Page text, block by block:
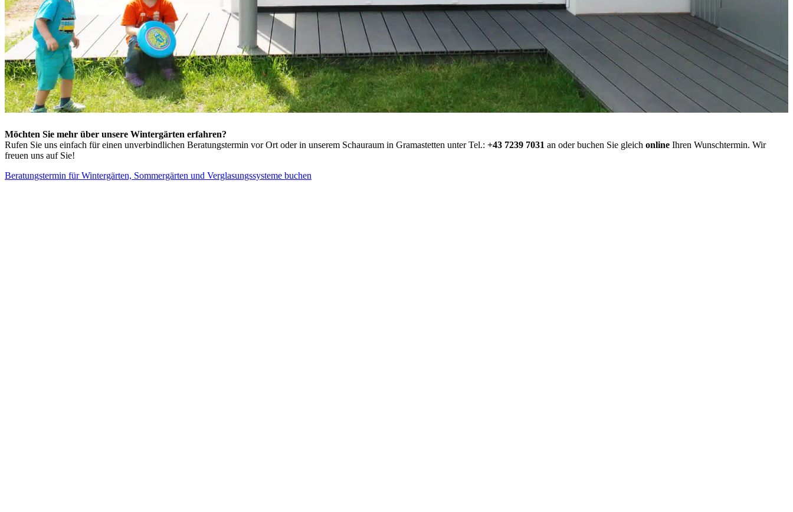
Möchten Sie mehr über unsere Wintergärten erfahren?
Rufen Sie uns einfach für einen unverbindlichen Beratungstermin vor Ort oder in unserem Schauraum in Gramastetten unter Tel.: +43 7239 7031 an oder buchen Sie gleich online Ihren Wunschtermin. Wir
freuen uns auf Sie!
Beratungstermin für Wintergärten, Sommergärten und Verglasungssysteme buchen